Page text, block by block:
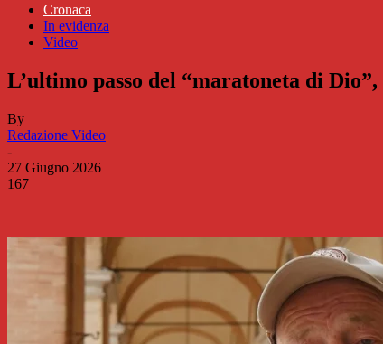
Cronaca
In evidenza
Video
L’ultimo passo del “maratoneta di
By
Redazione Video
-
27 Giugno 2026
167